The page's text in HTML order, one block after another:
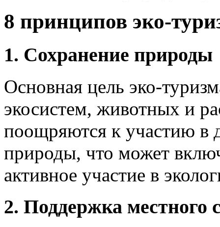
8 принципов эко-
1. Сохранение природы
Основная цель эко-
экосистем, животных и
поощряются к участию в
природы, что может
активное участие в
2. Поддержка местного